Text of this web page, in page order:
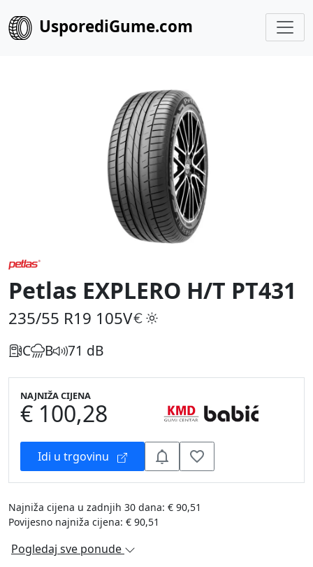
UsporediGume.com
Petlas EXPLERO H/T PT431
235/55 R19 105V
C B 71 dB
NAJNIŽA CIJENA
€ 100,28
Idi u trgovinu
Najniža cijena u zadnjih 30 dana: € 90,51
Povijesno najniža cijena: € 90,51
Pogledaj sve ponude